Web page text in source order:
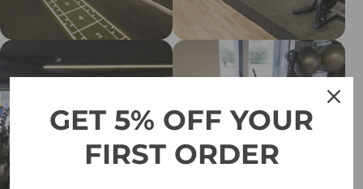
GET 5% OFF YOUR
FIRST ORDER